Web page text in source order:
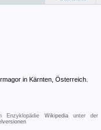
in Kärnten, Österreich.
Enzyklopädie Wikipediaunter der